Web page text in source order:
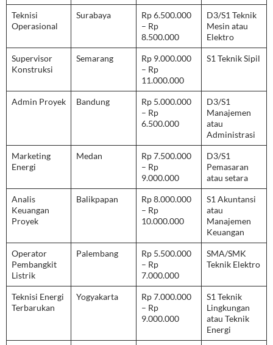
Teknisi
Operasional
Surabaya
Rp 6.500.000
– Rp
8.500.000
D3/S1 Teknik
Mesin atau
Elektro
Supervisor
Konstruksi
Semarang
Rp 9.000.000
– Rp
11.000.000
S1 Teknik Sipil
Admin Proyek Bandung
Rp 5.000.000
– Rp
6.500.000
D3/S1
Manajemen
atau
Administrasi
Marketing
Energi
Medan
Rp 7.500.000
– Rp
9.000.000
D3/S1
Pemasaran
atau setara
Analis
Keuangan
Proyek
Balikpapan
Rp 8.000.000
– Rp
10.000.000
S1 Akuntansi
atau
Manajemen
Keuangan
Operator
Pembangkit
Listrik
Palembang
Rp 5.500.000
– Rp
7.000.000
SMA/SMK
Teknik Elektro
Teknisi Energi
Terbarukan
Yogyakarta
Rp 7.000.000
– Rp
9.000.000
S1 Teknik
Lingkungan
atau Teknik
Energi